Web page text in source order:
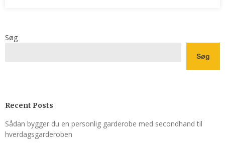
Søg
Søg
Recent Posts
Sådan bygger du en personlig garderobe med secondhand til
hverdagsgarderoben